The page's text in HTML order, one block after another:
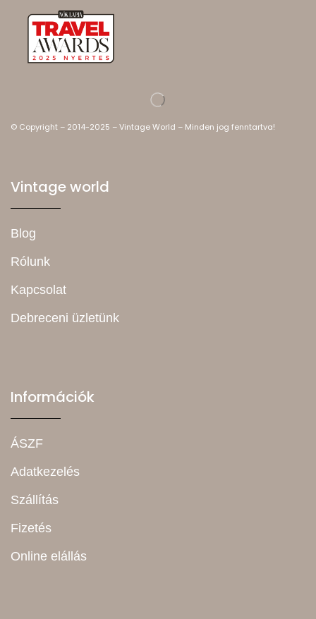
© Copyright – 2014-2025 – Vintage World – Minden jog fenntartva!
Vintage world
Blog
Rólunk
Kapcsolat
Debreceni üzletünk
Információk
ÁSZF
Adatkezelés
Szállítás
Fizetés
Online elállás